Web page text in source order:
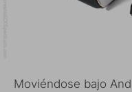
Moviéndose bajo